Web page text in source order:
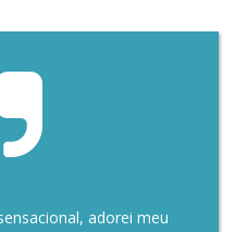
adorei meu